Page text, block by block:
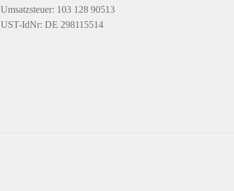
Umsatzsteuer: 103 128 90513
UST-IdNr: DE 298115514